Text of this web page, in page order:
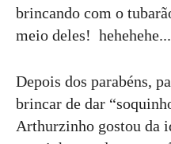
brincando com o
meio deles!
Depois dos parabéns,
brincar de dar
Arthurzinho gostou da